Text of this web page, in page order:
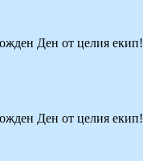
Ден от целия екип!
Ден от целия екип!